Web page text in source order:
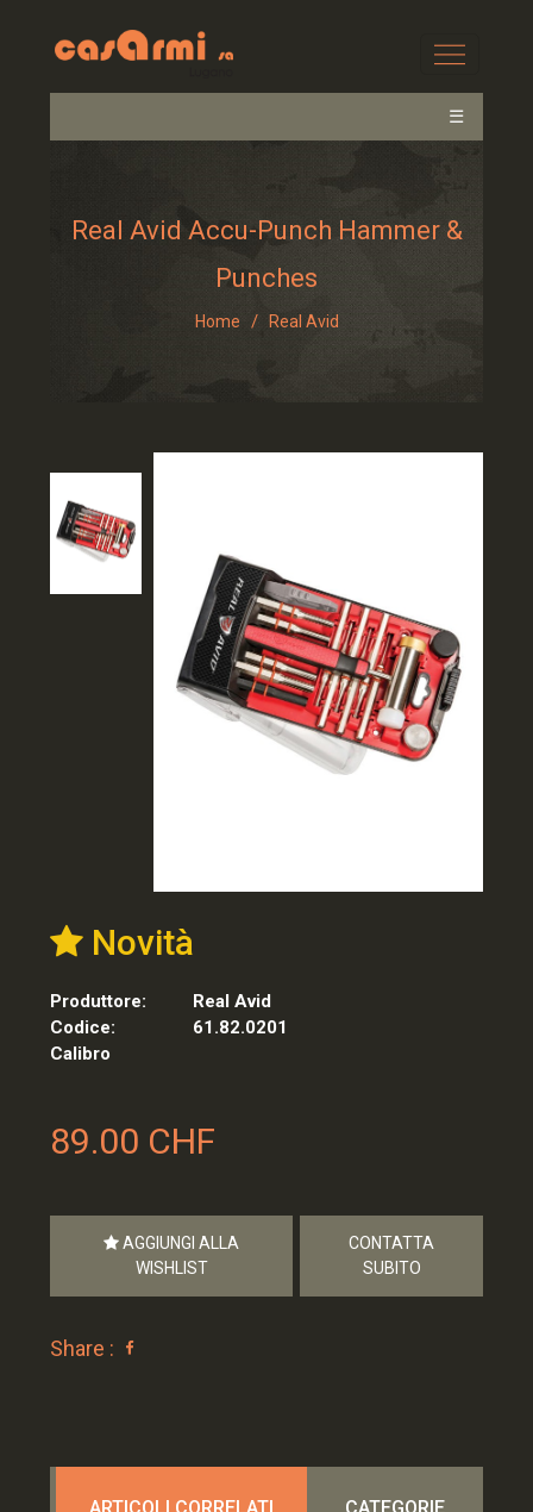
☰
Real Avid Accu-Punch Hammer &
Punches
Home / Real Avid
Novità
Produttore:
Real Avid
Codice:
61.82.0201
Calibro
89.00 CHF
AGGIUNGI ALLA
WISHLIST
CONTATTA
SUBITO
Share :